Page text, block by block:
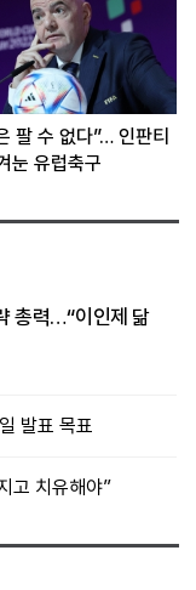
팔 수 없다”… 인판티
눈 유럽축구
총력…“이인제 닮
발표 목표
고 치유해야”